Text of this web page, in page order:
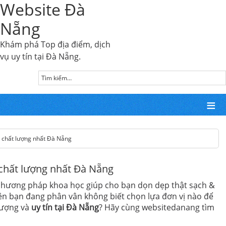
Website Đà
Nẵng
Khám phá Top địa điểm, dịch
vụ uy tín tại Đà Nẵng.
lượng nhất Đà Nẵng
lượng nhất Đà Nẵng
pháp khoa học giúp cho bạn dọn dẹp thật sạch &
bạn đang phân vân không biết chọn lựa đơn vị nào để
và uy tín tại Đà Nẵng? Hãy cùng websitedanang tìm